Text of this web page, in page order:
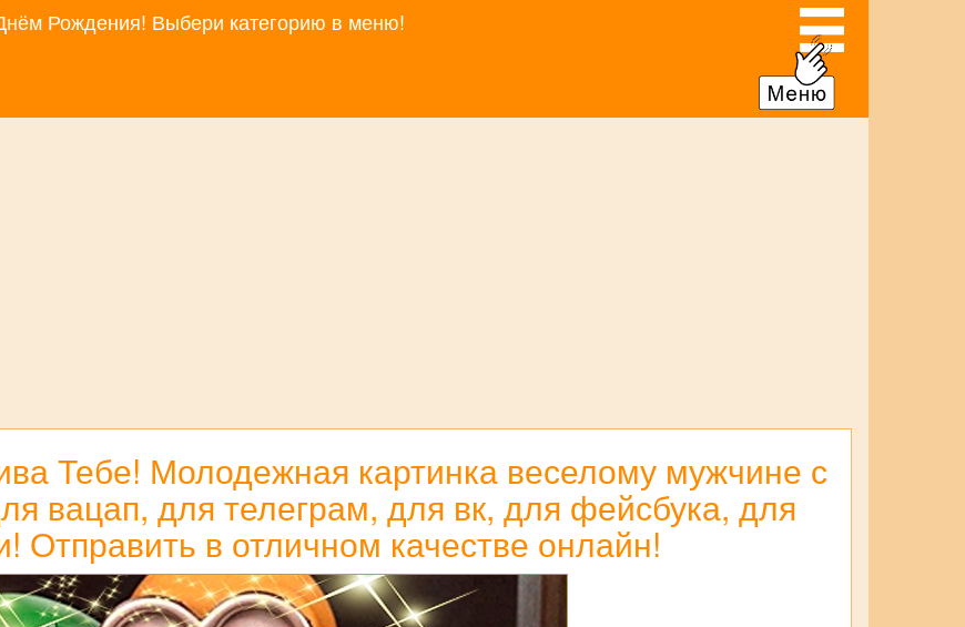
Рождения! Выбери категорию в меню!
Тебе! Молодежная картинка веселому мужчине с
вацап, для телеграм, для вк, для фейсбука, для
Отправить в отличном качестве онлайн!